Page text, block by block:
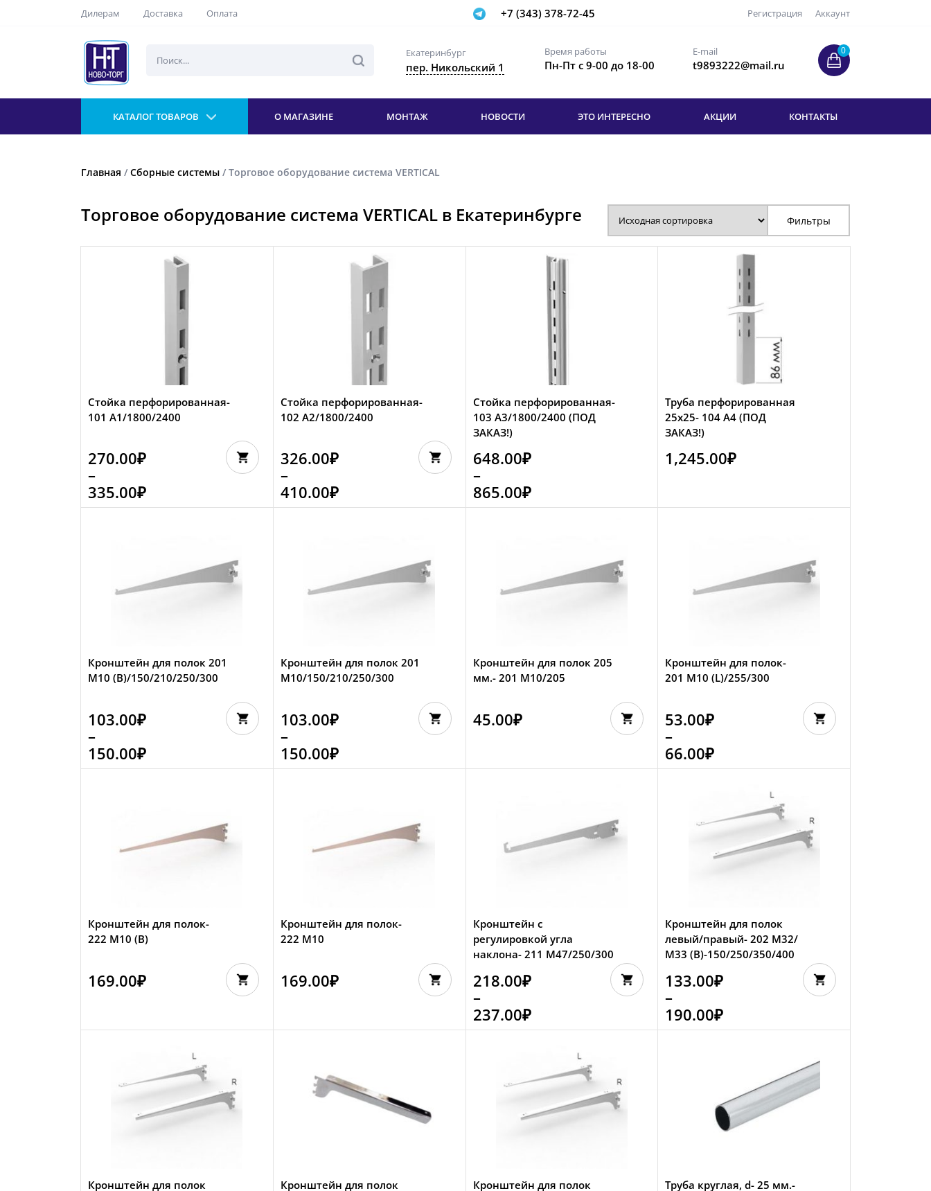
Дилерам Доставка Оплата +7 (343) 378-72-45 Регистрация Аккаунт
Екатеринбург
пер. Никольский 1
Время работы
Пн-Пт с 9-00 до 18-00
E-mail
t9893222@mail.ru
0
КАТАЛОГ ТОВАРОВ О МАГАЗИНЕ МОНТАЖ НОВОСТИ ЭТО ИНТЕРЕСНО АКЦИИ КОНТАКТЫ
Главная / Сборные системы / Торговое оборудование система VERTICAL
Торговое оборудование система VERTICAL в Екатеринбурге Фильтры
Стойка перфорированная-
101 A1/1800/2400
270.00₽
–
335.00₽
Стойка перфорированная-
102 A2/1800/2400
326.00₽
–
410.00₽
Стойка перфорированная-
103 А3/1800/2400 (ПОД
ЗАКАЗ!)
648.00₽
–
865.00₽
Труба перфорированная
25х25- 104 А4 (ПОД
ЗАКАЗ!)
1,245.00₽
Кронштейн для полок 201
M10 (В)/150/210/250/300
103.00₽
–
150.00₽
Кронштейн для полок 201
M10/150/210/250/300
103.00₽
–
150.00₽
Кронштейн для полок 205
мм.- 201 M10/205
45.00₽
Кронштейн для полок-
201 М10 (L)/255/300
53.00₽
–
66.00₽
Кронштейн для полок-
222 M10 (B)
169.00₽
Кронштейн для полок-
222 М10
169.00₽
Кронштейн с
регулировкой угла
наклона- 211 M47/250/300
218.00₽
–
237.00₽
Кронштейн для полок
левый/правый- 202 M32/
М33 (В)-150/250/350/400
133.00₽
–
190.00₽
Кронштейн для полок
Кронштейн для полок
Кронштейн для полок
Труба круглая, d- 25 мм.-